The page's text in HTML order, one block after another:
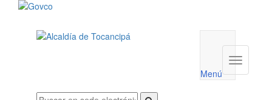
utilidades
Menú
Menú